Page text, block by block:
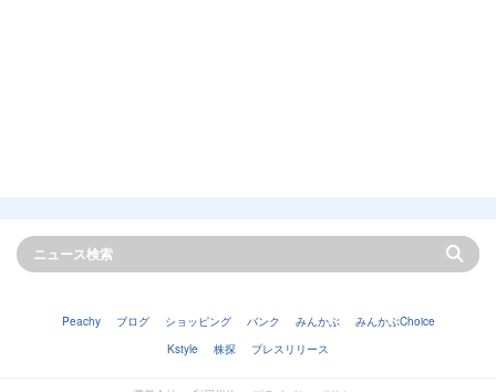
Peachy ブログ ショッピング バンク みんかぶ
みんかぶChoice
Kstyle
株探 プレスリリース